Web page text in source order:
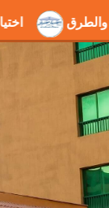
الحفر والطرق